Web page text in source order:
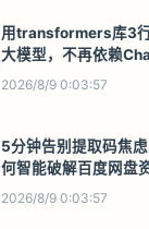
用transformers库3
大模型，不再依赖
2026/8/9 0:03:57
5分钟告别提取码焦
何智能破解百度网盘
2026/8/9 0:03:57